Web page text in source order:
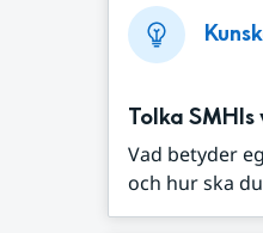
Tolka
Vad betyder
och hur ska